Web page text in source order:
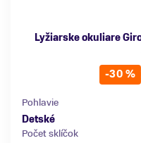
Lyžiarske okuliare
-30 %
Pohlavie
Detské
Počet sklíčok